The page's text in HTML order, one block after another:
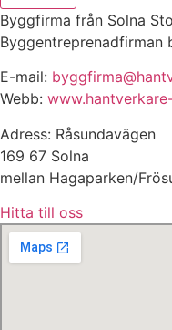
Byggfirma från Solna
Byggentreprenadfirman
E-mail:
Webb:
Adress: Råsundavägen
169 67 Solna
mellan Hagaparken/
Hitta till oss